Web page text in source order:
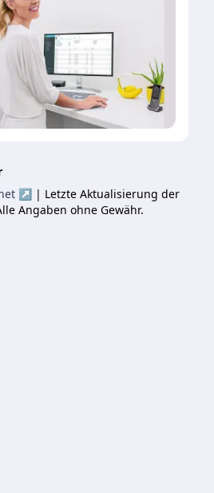
↗ | Letzte Aktualisierung der
Angaben ohne Gewähr.